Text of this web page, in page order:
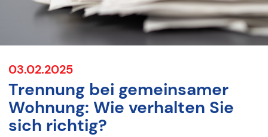
03.02.2025
Trennung bei gemeinsamer
Wohnung: Wie verhalten Sie
sich richtig?